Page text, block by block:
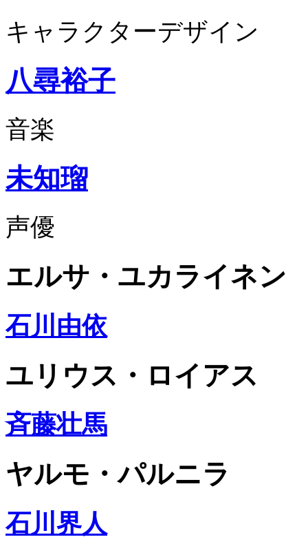
キャラクターデザイン
八尋裕子
音楽
未知瑠
声優
エルサ・ユカライネン
石川由依
ユリウス・ロイアス
斉藤壮馬
ヤルモ・パルニラ
石川界人